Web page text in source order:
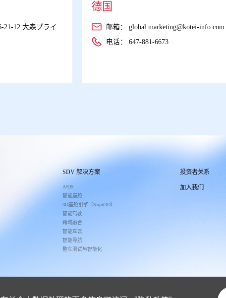
info.com
美国
邮箱：global.marketing@kotei-info.com
电话：647-881-6673
SDV 解决方案
A²OS
智能座舱
3D座舱引擎（Kopit3D）
智能驾驶
跨域融合
智能车云
智能导航
整车测试与智能化
投资者关系
加入我们